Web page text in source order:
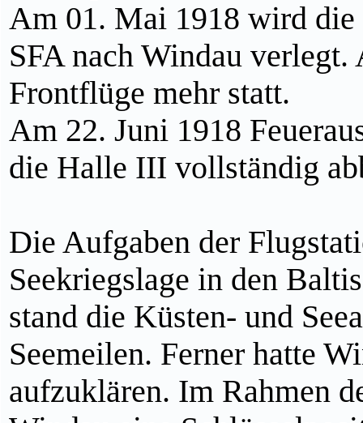
Am 01. Mai 1918 wird die
SFA nach Windau
Frontflüge mehr statt.
Am 22. Juni 1918
die Halle III vollständig
Die Aufgaben der
Seekriegslage in den
stand die Küsten- und
Seemeilen. Ferner hatte
aufzuklären. Im Rahmen